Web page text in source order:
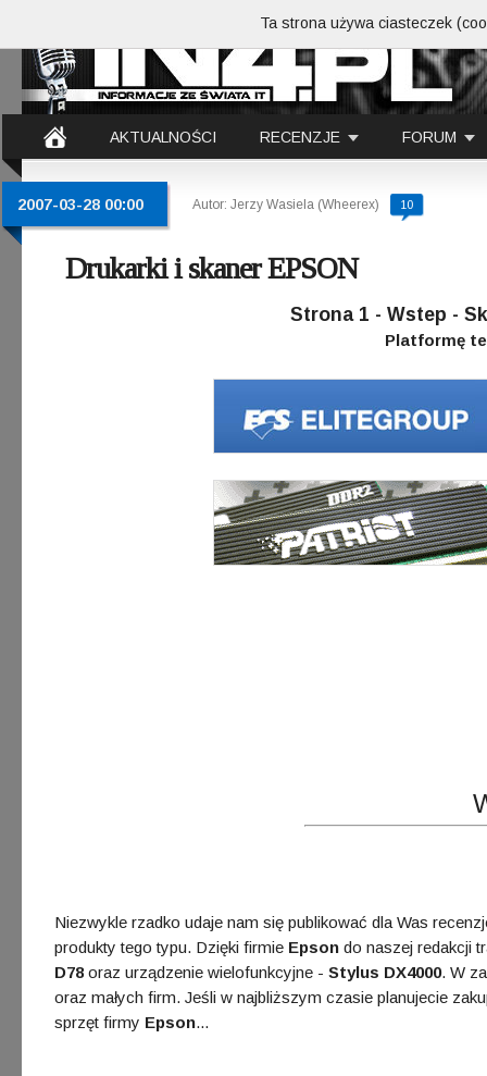
AKTUALNOŚCI RECENZJE FORUM
2007-03-28 00:00 Autor: Jerzy Wasiela (Wheerex) 10
Drukarki i skaner EPSON
Strona 1 - Wstep -
Platformę
Niezwykle rzadko udaje nam się publikować dla Was
produkty tego typu. Dzięki firmie Epson do naszej redakcji
D78oraz urządzenie wielofunkcyjne - Stylus DX4000. W
oraz małych firm. Jeśli w najbliższym czasie planujecie
sprzęt firmy Epson...
Ta strona używa ciasteczek